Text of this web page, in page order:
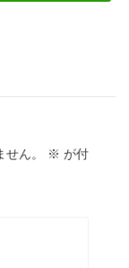
ん。 ※ が付